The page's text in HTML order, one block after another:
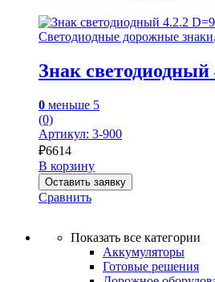
Светодиодные дорожные знаки,
Знак
0 меньше 5
(0)
Артикул: 3-900
₽6614
В корзину
Оставить заявку
Сравнить
Показать все категории
Аккумуляторы
Готовые решения